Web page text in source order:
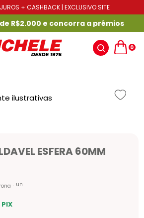
+ CASHBACK | EXCLUSIVO SITE
R$2.000 e concorra a prêmios
0
ESFERA 60MM
un